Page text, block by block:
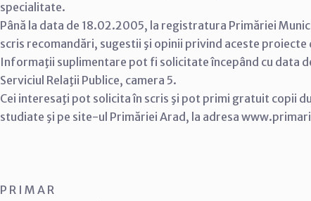
specialitate.
Până la data de 18.02.2005, la registratura Primăriei
scris recomandări, sugestii şi opinii privind aceste
Informaţii suplimentare pot fi solicitate începând cu data
Serviciul Relaţii Publice, camera 5.
Cei interesaţi pot solicita în scris şi pot primi gratuit copii
studiate şi pe site-ul Primăriei Arad, la adresa
P R I M A R